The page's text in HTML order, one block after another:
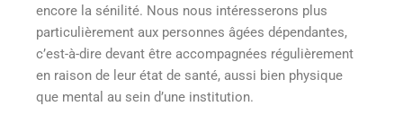
encore la sénilité. Nous nous intéresserons plus
particulièrement aux personnes âgées dépendantes,
c’est-à-dire devant être accompagnées régulièrement
en raison de leur état de santé, aussi bien physique
que mental au sein d’une institution.